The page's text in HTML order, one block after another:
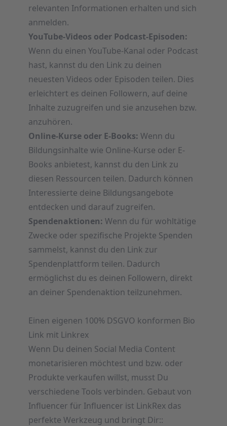
relevanten Informationen erhalten und sich
anmelden.
YouTube-Videos oder Podcast-Episoden:
Wenn du einen YouTube-Kanal oder Podcast
hast, kannst du den Link zu deinen
neuesten Videos oder Episoden teilen. Dies
erleichtert es deinen Followern, auf deine
Inhalte zuzugreifen und sie anzusehen bzw.
anzuhören.
Online-Kurse oder E-Books: Wenn du
Bildungsinhalte wie Online-Kurse oder E-
Books anbietest, kannst du den Link zu
diesen Ressourcen teilen. Dadurch können
Interessierte deine Bildungsangebote
entdecken und darauf zugreifen.
Spendenaktionen: Wenn du für wohltätige
Zwecke oder spezifische Projekte Spenden
sammelst, kannst du den Link zur
Spendenplattform teilen. Dadurch
ermöglichst du es deinen Followern, direkt
an deiner Spendenaktion teilzunehmen.
Einen eigenen 100% DSGVO konformen Bio
Link mit Linkrex
Wenn Du deinen Social Media Content
monetarisieren möchtest und bzw. oder
Produkte verkaufen willst, musst Du
verschiedene Tools verbinden. Gebaut von
Influencer für Influencer ist LinkRex das
perfekte Werkzeug und bringt Dir::